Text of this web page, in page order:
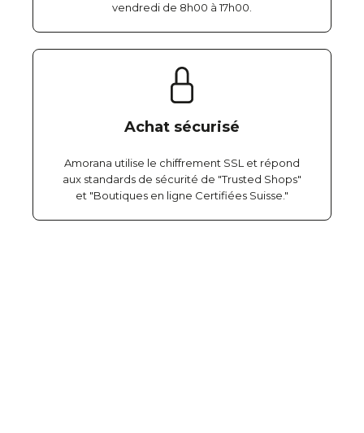
vendredi de 8h00 à 17h00.
Achat sécurisé
Amorana utilise le chiffrement SSL et répond
aux standards de sécurité de "Trusted Shops"
et "Boutiques en ligne Certifiées Suisse."